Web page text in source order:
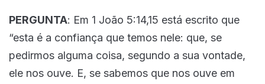
PERGUNTA: Em 1 João 5:14,15 está escrito que
“esta é a confiança que temos nele: que, se
pedirmos alguma coisa, segundo a sua vontade,
ele nos ouve. E, se sabemos que nos ouve em